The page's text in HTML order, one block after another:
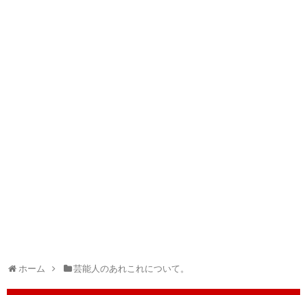
ホーム 芸能人のあれこれについて。